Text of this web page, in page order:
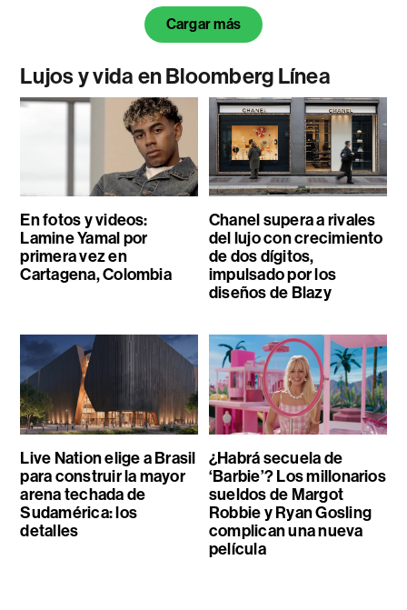
Cargar más
Lujos y vida en Bloomberg Línea
En fotos y videos:
Lamine Yamal por
primera vez en
Cartagena, Colombia
Chanel supera a rivales
del lujo con crecimiento
de dos dígitos,
impulsado por los
diseños de Blazy
Live Nation elige a Brasil
para construir la mayor
arena techada de
Sudamérica: los
detalles
¿Habrá secuela de
‘Barbie’? Los millonarios
sueldos de Margot
Robbie y Ryan Gosling
complican una nueva
película